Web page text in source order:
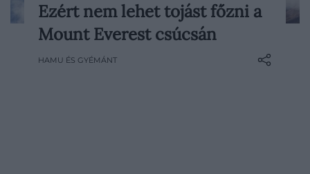
Főtt tojást szinte bárhol készíthetünk a
bolygón – kivéve a Föld tengerszint feletti
legmagasabb pontján. A különös jelenség
a termodinamika törvényeiből adódik, írja
Ezért nem lehet tojást főzni a
Mount Everest csúcsán
HAMU ÉS GYÉMÁNT